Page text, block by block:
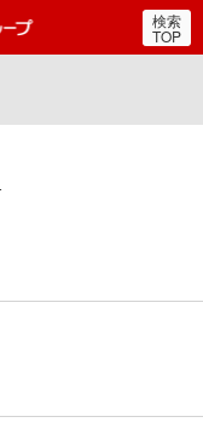
郵便局・日本郵政グルー
検索
TOP